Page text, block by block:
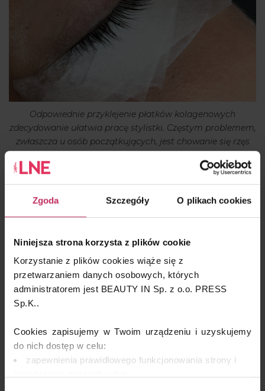
Zgoda Szczegóły O plikach cookies
Niniejsza strona korzysta z plików cookie
Korzystanie z plików cookies wiąże się z
przetwarzaniem danych osobowych, których
administratorem jest BEAUTY IN Sp. z o.o. PRESS
Sp.K..
Cookies zapisujemy w Twoim urządzeniu i uzyskujemy
do nich dostęp w celu:
zapewnienia prawidłowego funkcjonowania strony i
Odpowiednie przyklejenie płatków kolagenowych
zdecydowanie ułatwia pracę stylistki. Częstym problemem,
zwłaszcza u osób początkujących, jest chowanie się rzęs
naturalnych pod płatek. Aby przykleić kępki do wszystkich
rzęs, należy zadbać o ich odpowiednią widoczność.